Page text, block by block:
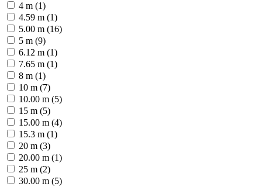
4 m (1)
4.59 m (1)
5.00 m (16)
5 m (9)
6.12 m (1)
7.65 m (1)
8 m (1)
10 m (7)
10.00 m (5)
15 m (5)
15.00 m (4)
15.3 m (1)
20 m (3)
20.00 m (1)
25 m (2)
30.00 m (5)